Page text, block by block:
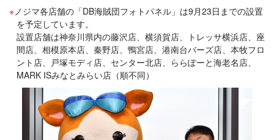
ノジマ各店舗の「DB海賊団フォトパネル」は9月23日までの設置
を予定しています。
設置店舗は神奈川県内の藤沢店、横須賀店、トレッサ横浜店、座
間店、相模原本店、秦野店、鴨宮店、港南台バーズ店、本牧フロ
ント店、戸塚モディ店、センター北店、ららぽーと海老名店、
MARK ISみなとみらい店（順不同）